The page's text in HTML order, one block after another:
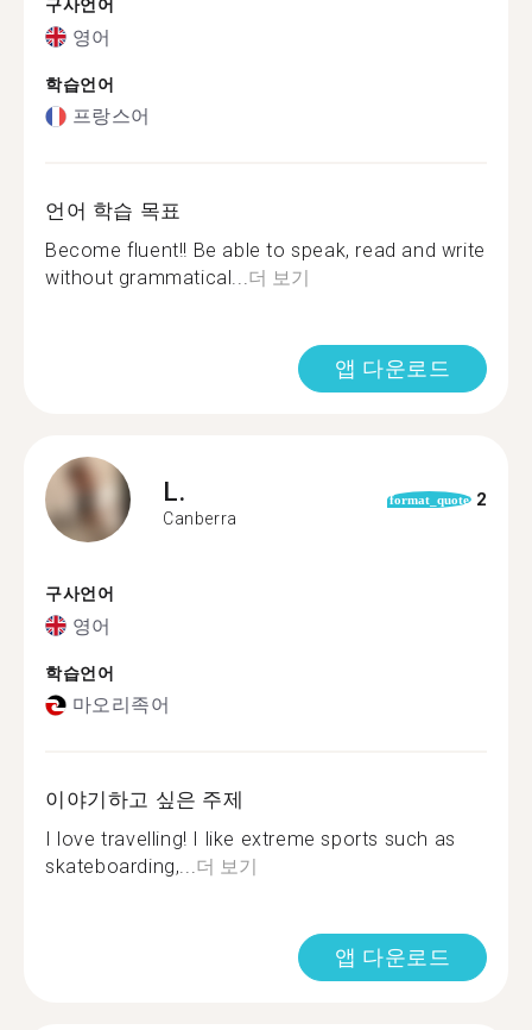
구사언어
영어
학습언어
프랑스어
언어 학습 목표
Become fluent!! Be able to speak, read and write
without grammatical...더 보기
앱 다운로드
L.
Canberra
format_quote 2
구사언어
영어
학습언어
마오리족어
이야기하고 싶은 주제
I love travelling! I like extreme sports such as
skateboarding,...더 보기
앱 다운로드